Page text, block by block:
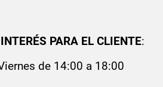
PARA EL CLIENTE:
de 14:00 a 18:00